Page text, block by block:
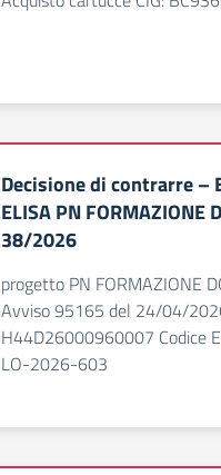
Decisione di contrarre –
ELISA PN FORMAZIONE
38/2026
progetto PN FORMAZIONE
Avviso 95165 del 24/04/
H44D26000960007 Codice
LO-2026-603